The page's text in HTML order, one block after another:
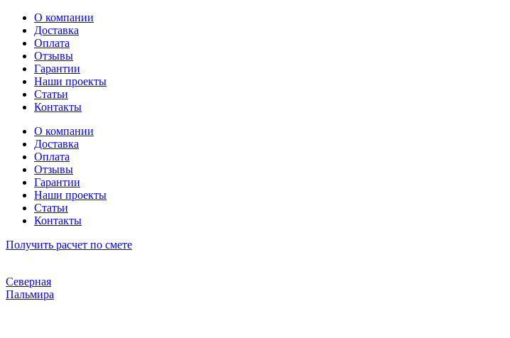
Перейти
содержимому
О компании
Доставка
Оплата
Отзывы
Гарантии
Наши проекты
Статьи
Контакты
О компании
Доставка
Оплата
Отзывы
Гарантии
Наши проекты
Статьи
Контакты
Получить расчет по смете
Северная
Пальмира